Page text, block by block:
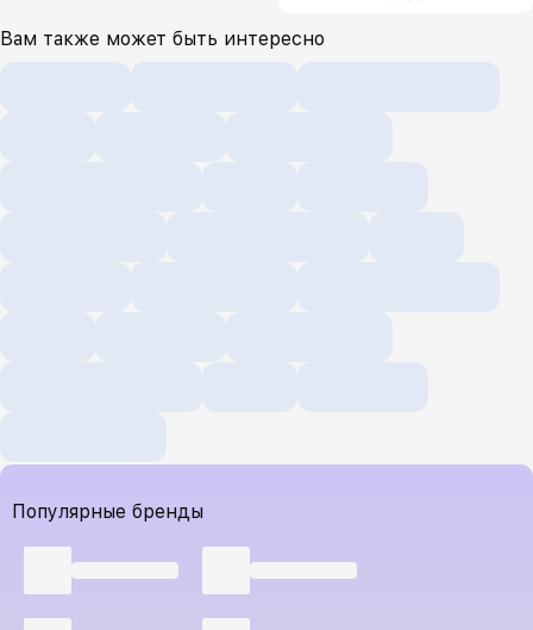
Вам также может быть интересно
Популярные бренды